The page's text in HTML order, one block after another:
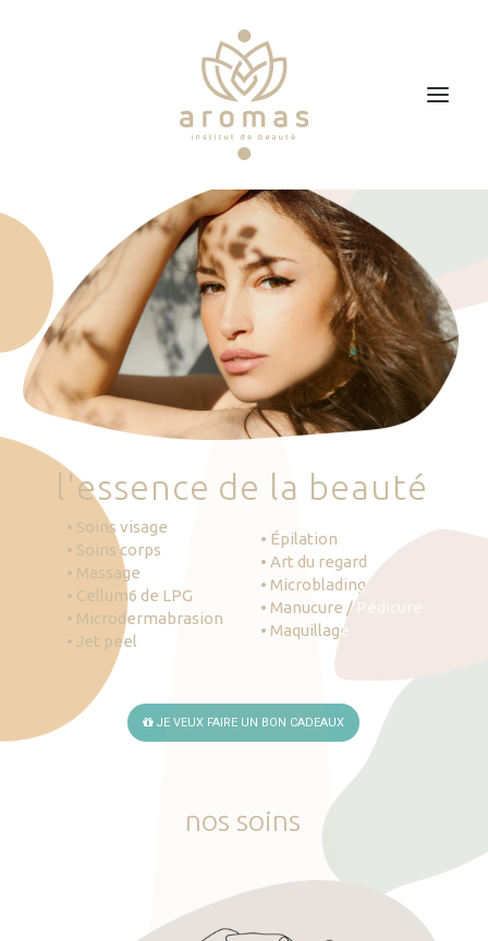
Soins
Je veux faire un bon cadeau
Plan d’accès
Prendre RDV
'essence de la beauté
• Soins visage
• Soins corps
• Massage
• Cellum6 de LPG
• Microdermabrasion
• Jet peel
• Épilation
• Art du regard
• Microblading
• Manucure / Pédicure
• Maquillage
JE VEUX FAIRE UN BON CADEAUX
nos soins